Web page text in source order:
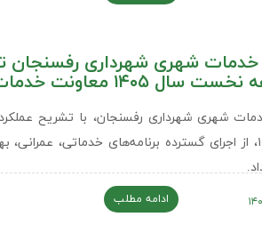
شهری شهرداری رفسنجان
۱۴۰۵ معاونت خدمات شهری
شهری شهرداری رفسنجان، با تشریح
سال ۱۴۰۵، از اجرای گسترده برنامه‌های خدماتی،
ادامه مطلب